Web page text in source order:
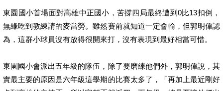
東園國小首場面對高雄中正國小，苦撐四局最終遭到0比13扣倒，
無緣吃到教練請的麥當勞。雖然賽前就知道一定會輸，但郭明偉認
為，這群小球員沒有放得很開來打，沒有表現到最好相當可惜。
東園國小會派出五年級的隊伍，除了要磨練他們外，郭明偉說，其
實最主要的原因是六年級這學期的比賽太多了，「再加上最近剛好